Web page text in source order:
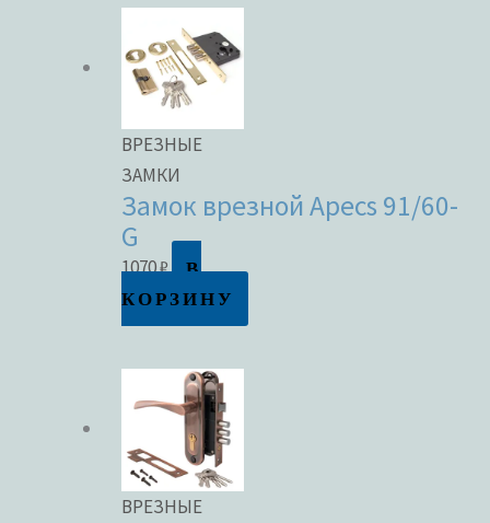
ВРЕЗНЫЕ
ЗАМКИ
Замок врезной Apecs 91/60-
G
1070₽
В
КОРЗИНУ
ВРЕЗНЫЕ